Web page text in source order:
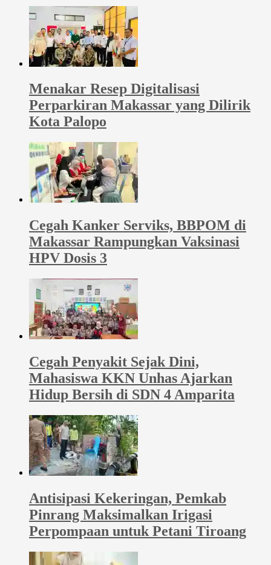
Menakar Resep Digitalisasi
Perparkiran Makassar yang Dilirik
Kota Palopo
Cegah Kanker Serviks, BBPOM di
Makassar Rampungkan Vaksinasi
HPV Dosis 3
Cegah Penyakit Sejak Dini,
Mahasiswa KKN Unhas Ajarkan
Hidup Bersih di SDN 4 Amparita
Antisipasi Kekeringan, Pemkab
Pinrang Maksimalkan Irigasi
Perpompaan untuk Petani Tiroang